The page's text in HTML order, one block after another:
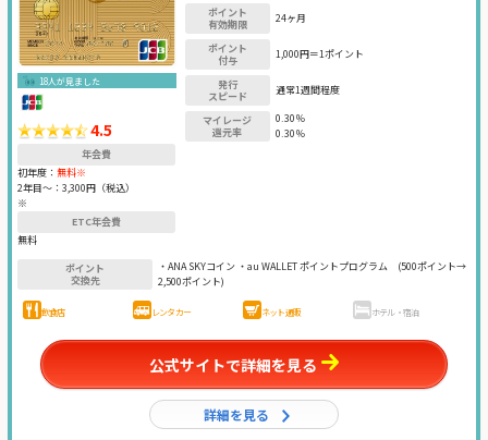
18人が見ました
4.5
年会費
初年度： 無料※
2年目〜： 3,300円（税込）
※
ETC年会費
無料
ポイント
有効期限
24ヶ月
ポイント
付与
1,000円＝1ポイント
発行
スピード
通常1週間程度
マイレージ
還元率
0.30％
0.30％
ポイント
交換先
・ANA SKYコイン ・au WALLET ポイントプログラム (500ポイント→
2,500ポイント)
飲食店 レンタカー ネット通販 ホテル・宿泊
公式サイトで詳細を見る
詳細を見る